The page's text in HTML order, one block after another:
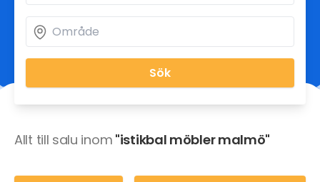
Sök
Allt till salu inom "istikbal möbler malmö"